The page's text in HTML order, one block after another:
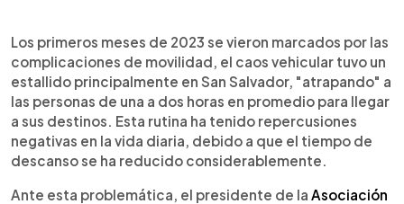
► Escuchar artículo
Los primeros meses de 2023 se vieron marcados por las
complicaciones de movilidad, el caos vehicular tuvo un
estallido principalmente en San Salvador, "atrapando" a
las personas de una a dos horas en promedio para llegar
a sus destinos. Esta rutina ha tenido repercusiones
negativas en la vida diaria, debido a que el tiempo de
descanso se ha reducido considerablemente.
Ante esta problemática, el presidente de la Asociación